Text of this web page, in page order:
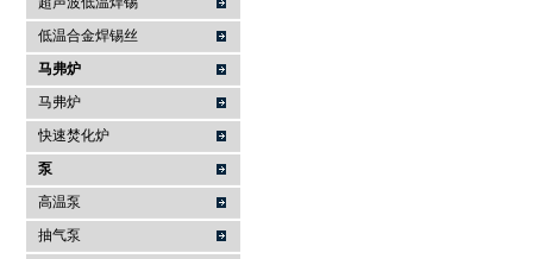
低温合金焊锡丝
马弗炉
马弗炉
快速焚化炉
泵
高温泵
抽气泵